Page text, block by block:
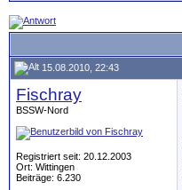
15.08.2010, 22:43
Fischray
BSSW-Nord
Registriert seit: 20.12.2003
Ort: Wittingen
Beiträge: 6.230